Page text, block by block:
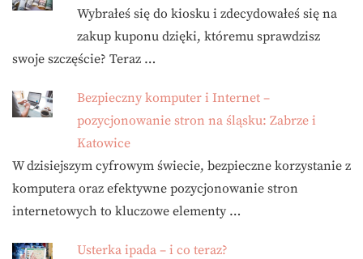
Wybrałeś się do kiosku i zdecydowałeś się na
zakup kuponu dzięki, któremu sprawdzisz
swoje szczęście? Teraz …
Bezpieczny komputer i Internet –
pozycjonowanie stron na śląsku: Zabrze i
Katowice
W dzisiejszym cyfrowym świecie, bezpieczne korzystanie z
komputera oraz efektywne pozycjonowanie stron
internetowych to kluczowe elementy …
Usterka ipada – i co teraz?